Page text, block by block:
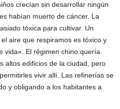
crecían sin desarrollar ningún
habían muerto de cáncer. La
tóxica para cultivar. Un
aire que respiramos es tóxico y
vida». El régimen chino quería
altos edificios de la ciudad, pero
vivir allí. Las refinerías se
y obligando a los habitantes a